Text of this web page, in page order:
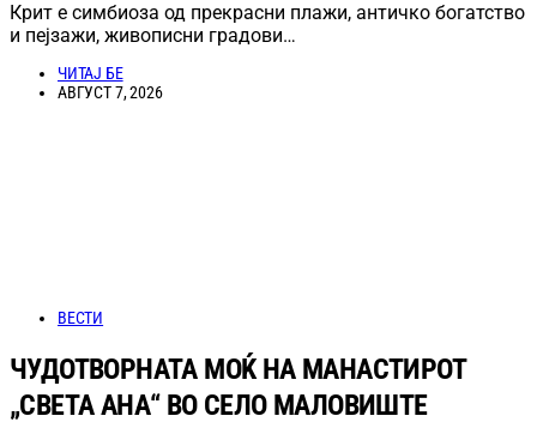
Крит е симбиоза од прекрасни плажи, античко богатство
и пејзажи, живописни градови…
ЧИТАЈ БЕ
АВГУСТ 7, 2026
ВЕСТИ
ЧУДОТВОРНАТА МОЌ НА МАНАСТИРОТ
„СВЕТА АНА“ ВО СЕЛО МАЛОВИШТЕ